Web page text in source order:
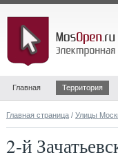
Главная Территория
Главная страница / Улицы
2-й